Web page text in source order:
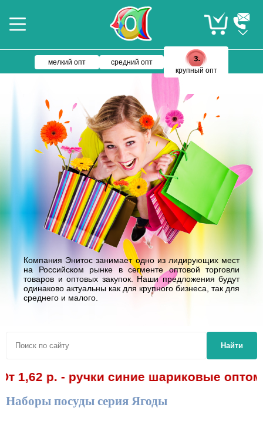
мелкий опт
средний опт
крупный опт
Компания Энитос занимает одно из лидирующих мест
на Российском рынке в сегменте оптовой торговли
товаров и оптовых закупок. Наши предложения будут
одинаково актуальны как для крупного бизнеса, так для
среднего и малого.
Найти
р. - ручки синие шариковые оптом!
Наборы посуды серия Ягоды